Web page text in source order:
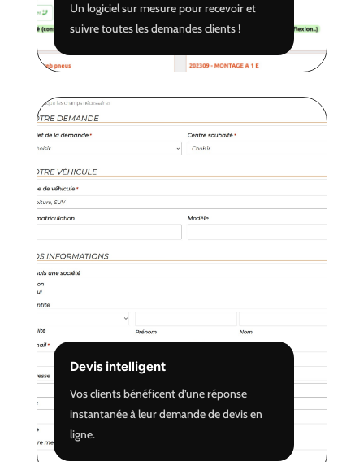
Un logiciel sur mesure pour recevoir et
suivre toutes les demandes clients !
Devis intelligent
Vos clients bénéficent d’une réponse
instantanée à leur demande de devis en
ligne.